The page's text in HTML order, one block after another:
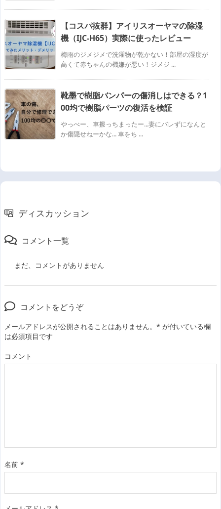
【コスパ抜群】アイリスオーヤマの除湿
機（IJC-H65）実際に使ったレビュー
梅雨のジメジメで洗濯物が乾かない！部屋の湿度が
高くて赤ちゃんの機嫌が悪い！ジメジ ...
靴墨で樹脂バンパーの傷消しはできる？1
00均で樹脂パーツの復活を検証
やっべー、車擦っちまったー...妻にバレずになんと
か傷隠せねーかな... 車をち ...
ディスカッション
コメント一覧
まだ、コメントがありません
コメントをどうぞ
メールアドレスが公開されることはありません。 * が付いている欄
は必須項目です
コメント
名前 *